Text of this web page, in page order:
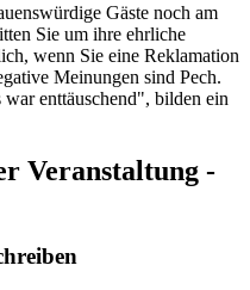
Gäste noch am
Sie um ihre ehrliche
wenn Sie eine Reklamation
Meinungen sind Pech.
war enttäuschend", bilden ein
Veranstaltung -